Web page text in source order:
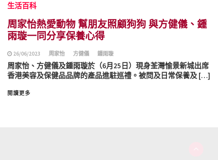
生活百科
周家怡熱愛動物 幫朋友照顧狗狗 與方健儀、鍾
雨璇一同分享保養心得
26/06/2023 周家怡 方健儀 鍾雨璇
周家怡、方健儀及鍾雨璇於（6月25日）現身荃灣愉景新城出席
香港美容及保健品品牌的產品進駐巡禮。被問及日常保養及 […]
閱讀更多